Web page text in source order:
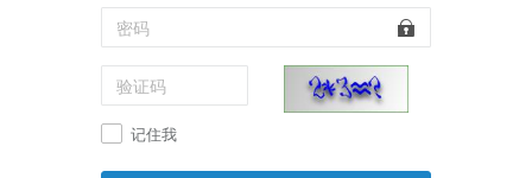
记住我